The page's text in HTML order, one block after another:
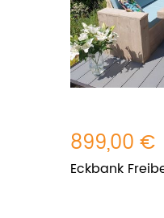
899,00 €
Eckbank